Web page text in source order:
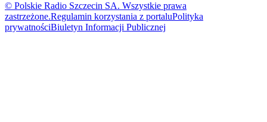
© Polskie Radio Szczecin SA. Wszystkie prawa
zastrzeżone.Regulamin korzystania z portaluPolityka
prywatnościBiuletyn Informacji Publicznej